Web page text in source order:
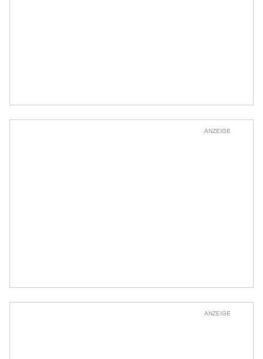
ANZEIGE
ANZEIGE